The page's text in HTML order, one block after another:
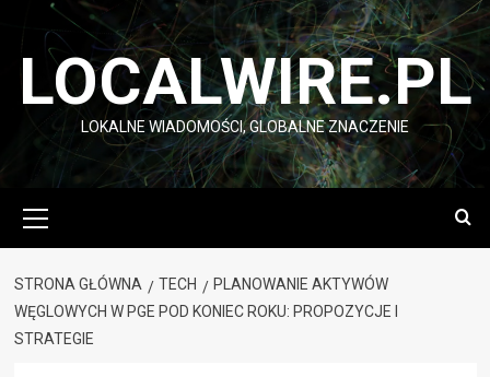
Przejdź
LOCALWIRE.PL
LOKALNE WIADOMOŚCI, GLOBALNE ZNACZENIE
główne
STRONA GŁÓWNA TECH
PLANOWANIE AKTYWÓW
WĘGLOWYCH W PGE POD KONIEC ROKU: PROPOZYCJE I
STRATEGIE